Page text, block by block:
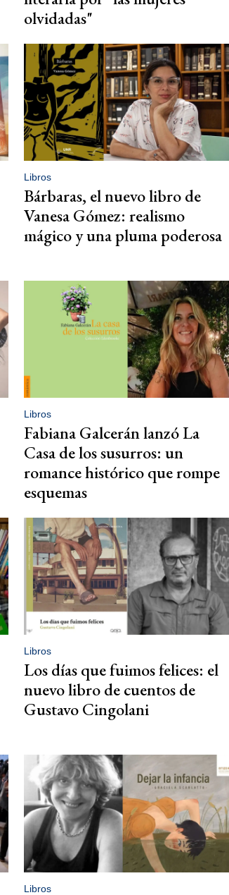
olvidadas"
Libros
Bárbaras, el nuevo libro de
Vanesa Gómez: realismo
mágico y una pluma poderosa
Libros
Fabiana Galcerán lanzó La
Casa de los susurros: un
romance histórico que rompe
esquemas
Libros
Los días que fuimos felices: el
nuevo libro de cuentos de
Gustavo Cingolani
Libros